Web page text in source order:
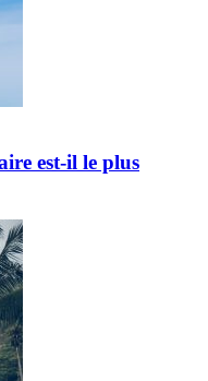
est-il le plus